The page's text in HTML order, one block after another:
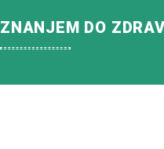
ZNANJEM DO